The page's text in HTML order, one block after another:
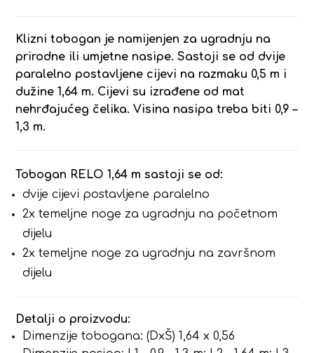
Klizni tobogan je namijenjen za ugradnju na
prirodne ili umjetne nasipe. Sastoji se od dvije
paralelno postavljene cijevi na razmaku 0,5 m i
dužine 1,64 m. Cijevi su izrađene od mat
nehrđajućeg čelika. Visina nasipa treba biti 0,9 –
1,3 m.
Tobogan RELO 1,64 m sastoji se od:
dvije cijevi postavljene paralelno
2x temeljne noge za ugradnju na početnom
dijelu
2x temeljne noge za ugradnju na završnom
dijelu
Detalji o proizvodu:
Dimenzije tobogana: (DxŠ) 1,64 x 0,56